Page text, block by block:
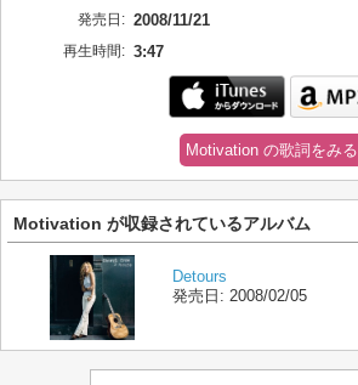
発売日: 2008/11/21
再生時間: 3:47
Motivation の歌詞をみる
Motivation が収録されているアルバム
Detours
発売日: 2008/02/05